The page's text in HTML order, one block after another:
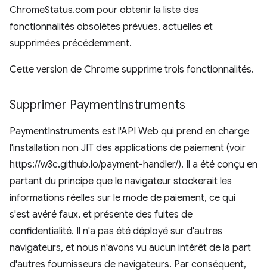
ChromeStatus.com pour obtenir la liste des
fonctionnalités obsolètes prévues, actuelles et
supprimées précédemment.
Cette version de Chrome supprime trois fonctionnalités.
Supprimer PaymentInstruments
PaymentInstruments est l'API Web qui prend en charge
l'installation non JIT des applications de paiement (voir
https://w3c.github.io/payment-handler/). Il a été conçu en
partant du principe que le navigateur stockerait les
informations réelles sur le mode de paiement, ce qui
s'est avéré faux, et présente des fuites de
confidentialité. Il n'a pas été déployé sur d'autres
navigateurs, et nous n'avons vu aucun intérêt de la part
d'autres fournisseurs de navigateurs. Par conséquent,